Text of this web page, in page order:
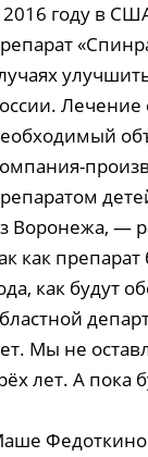
2016 году в
Лечение
Воронежа, —
как
как будут
Мы не
лет. А пока